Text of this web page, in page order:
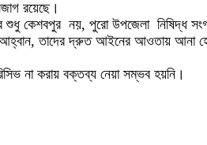
রয়েছে।
কেশবপুর নয়, পুরো উপজেলা নিষিদ্ধ
তাদের দ্রুত আইনের আওতায় আনা
না করায় বক্তব্য নেয়া সম্ভব হয়নি।